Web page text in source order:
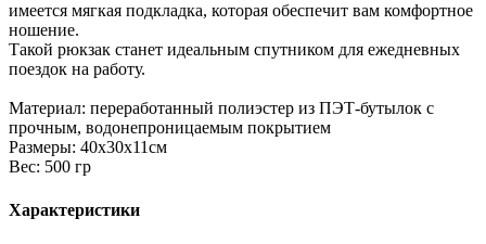
имеется мягкая подкладка, которая обеспечит вам комфортное
ношение.
Такой рюкзак станет идеальным спутником для ежедневных
поездок на работу.
Материал: переработанный полиэстер из ПЭТ-бутылок с
прочным, водонепроницаемым покрытием
Размеры: 40x30x11см
Вес: 500 гр
Характеристики